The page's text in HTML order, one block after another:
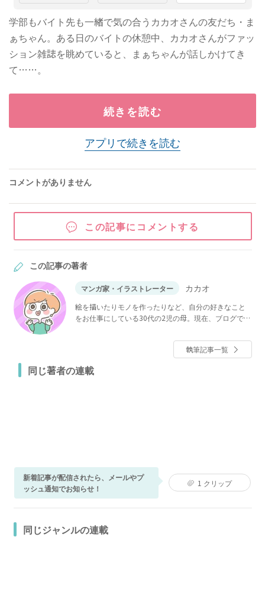
学部もバイト先も一緒で気の合うカカオさんの友だち・ま
ぁちゃん。ある日のバイトの休憩中、カカオさんがファッ
ション雑誌を眺めていると、まぁちゃんが話しかけてき
て……。
続きを読む
アプリで続きを読む
コメントがありません
この記事にコメントする
この記事の著者
マンガ家・イラストレーター カカオ
絵を描いたりモノを作ったりなど、自分の好きなこと
をお仕事にしている30代の2児の母。現在、ブログでゆ
執筆記事一覧
同じ著者の連載
新着記事が配信されたら、メールやプ
ッシュ通知でお知らせ！
1 クリップ
同じジャンルの連載